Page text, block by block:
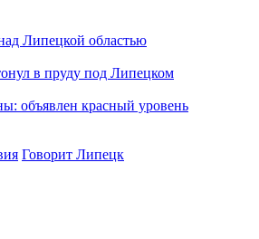
Липецкой областью
в пруду под Липецком
объявлен красный уровень
Говорит Липецк